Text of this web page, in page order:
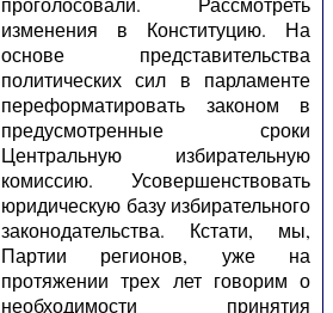
изменения в Конституцию. На
основе представительства
политических сил в парламенте
переформатировать законом в
предусмотренные сроки
Центральную избирательную
комиссию. Усовершенствовать
юридическую базу избирательного
законодательства. Кстати, мы,
Партии регионов, уже на
протяжении трех лет говорим о
необходимости принятия